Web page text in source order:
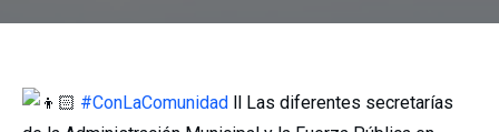
#ConLaComunidad ll Las diferentes secretarías